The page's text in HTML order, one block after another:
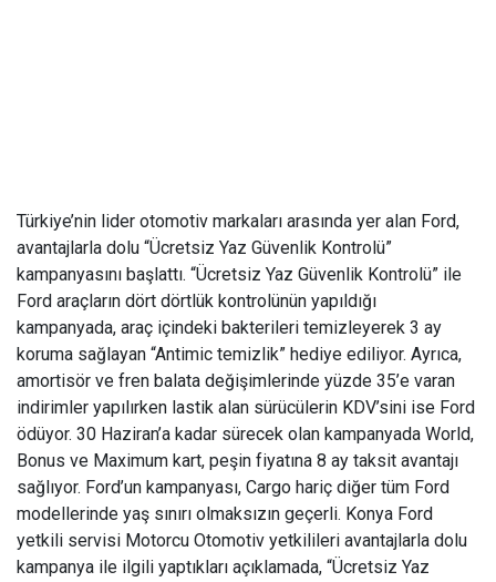
Türkiye’nin lider otomotiv markaları arasında yer alan Ford,
avantajlarla dolu “Ücretsiz Yaz Güvenlik Kontrolü”
kampanyasını başlattı. “Ücretsiz Yaz Güvenlik Kontrolü” ile
Ford araçların dört dörtlük kontrolünün yapıldığı
kampanyada, araç içindeki bakterileri temizleyerek 3 ay
koruma sağlayan “Antimic temizlik” hediye ediliyor. Ayrıca,
amortisör ve fren balata değişimlerinde yüzde 35’e varan
indirimler yapılırken lastik alan sürücülerin KDV’sini ise Ford
ödüyor. 30 Haziran’a kadar sürecek olan kampanyada World,
Bonus ve Maximum kart, peşin fiyatına 8 ay taksit avantajı
sağlıyor. Ford’un kampanyası, Cargo hariç diğer tüm Ford
modellerinde yaş sınırı olmaksızın geçerli. Konya Ford
yetkili servisi Motorcu Otomotiv yetkilileri avantajlarla dolu
kampanya ile ilgili yaptıkları açıklamada, “Ücretsiz Yaz